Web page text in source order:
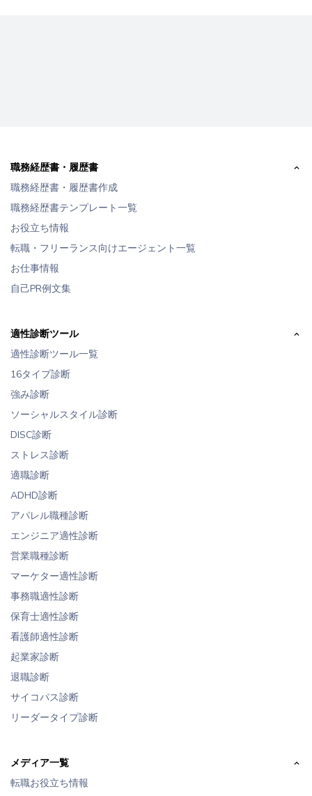
職務経歴書・履歴書
職務経歴書・履歴書作成
職務経歴書テンプレート一覧
お役立ち情報
転職・フリーランス向けエージェント一覧
お仕事情報
自己PR例文集
適性診断ツール
適性診断ツール一覧
16タイプ診断
強み診断
ソーシャルスタイル診断
DISC診断
ストレス診断
適職診断
ADHD診断
アパレル職種診断
エンジニア適性診断
営業職種診断
マーケター適性診断
事務職適性診断
保育士適性診断
看護師適性診断
起業家診断
退職診断
サイコパス診断
リーダータイプ診断
メディア一覧
転職お役立ち情報